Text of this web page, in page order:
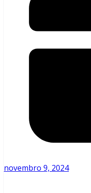
novembro 9, 2024